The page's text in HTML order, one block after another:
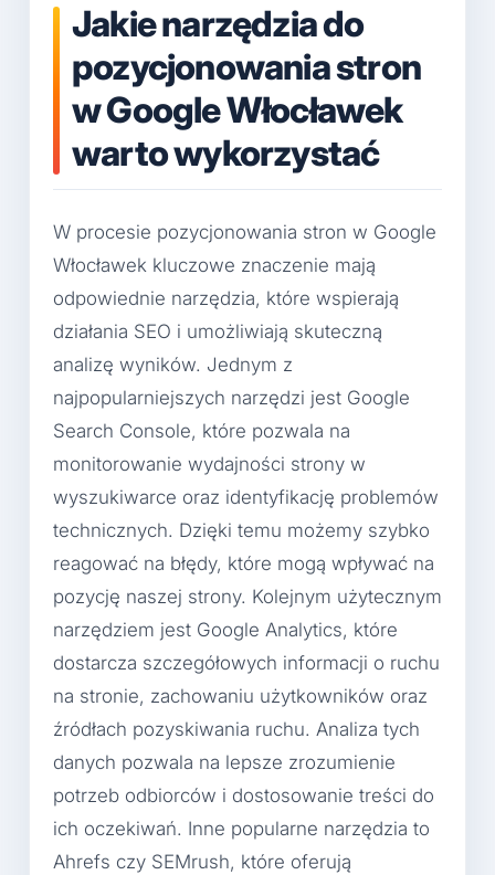
Jakie narzędzia do
pozycjonowania stron
w Google Włocławek
warto wykorzystać
W procesie pozycjonowania stron w Google
Włocławek kluczowe znaczenie mają
odpowiednie narzędzia, które wspierają
działania SEO i umożliwiają skuteczną
analizę wyników. Jednym z
najpopularniejszych narzędzi jest Google
Search Console, które pozwala na
monitorowanie wydajności strony w
wyszukiwarce oraz identyfikację problemów
technicznych. Dzięki temu możemy szybko
reagować na błędy, które mogą wpływać na
pozycję naszej strony. Kolejnym użytecznym
narzędziem jest Google Analytics, które
dostarcza szczegółowych informacji o ruchu
na stronie, zachowaniu użytkowników oraz
źródłach pozyskiwania ruchu. Analiza tych
danych pozwala na lepsze zrozumienie
potrzeb odbiorców i dostosowanie treści do
ich oczekiwań. Inne popularne narzędzia to
Ahrefs czy SEMrush, które oferują